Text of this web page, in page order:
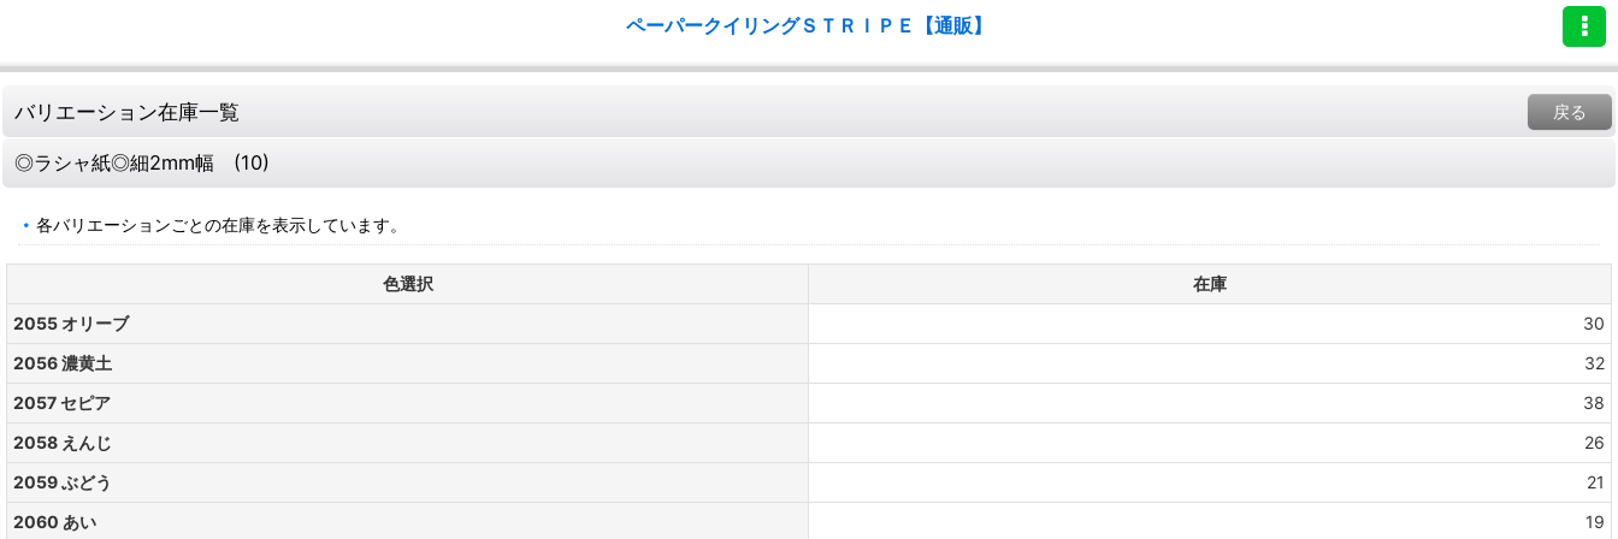
ペーパークイリングＳＴＲＩＰＥ【通販】
バリエーション在庫一覧 戻る
◎ラシャ紙◎細2mm幅 (10)
各バリエーションごとの在庫を表示しています。
色選択
在庫
2055 オリーブ
30
2056 濃黄土
32
2057 セピア
38
2058 えんじ
26
2059 ぶどう
21
2060 あい
19